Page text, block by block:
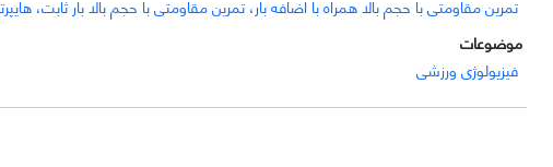
تمرین مقاومتی با حجم بالا همراه با اضافه بار، تمرین مقاومتی با حجم بالا بار ثابت،
موضوعات
فیزیولوژی ورزشی